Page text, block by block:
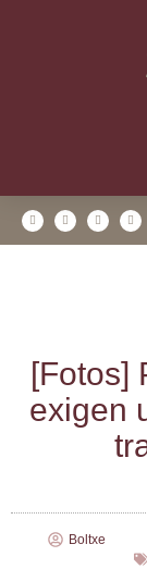
[Fotos]
exi­gen
Boltxe